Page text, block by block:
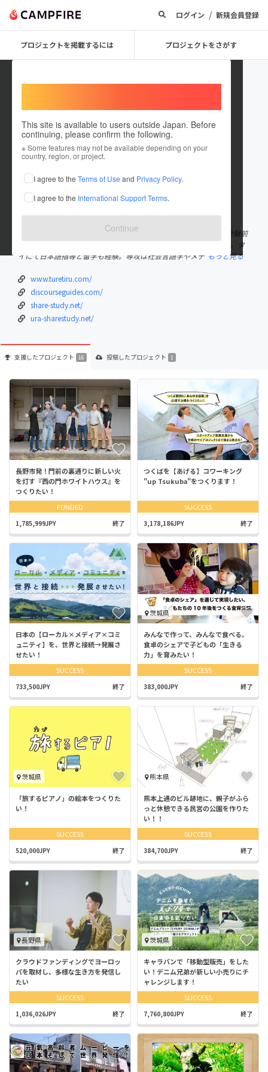
ログイン / 新規会員登録
プロジェクトを掲載するには プロジェクトをさがす
This site is available to users outside Japan. Before
continuing, please confirm the following.
※ Some features may not be available depending on your
country, region, or project.
I agree to the Terms of Use and Privacy Policy.
I agree to the International Support Terms.
Continue
toshitiru
これまでに16回支援して1件のプロジェクトを投稿しています
在住国：日本 現在地：茨城県
出身国：日本 出身地：千葉県
日本サッカー協会に入るため筑波大学体育専門学群を目指すも、受験前
に父親が逃亡して宅浪生活2年間を送った後、国際総合学類に入学。タ
イにて日本語指導と留学も経験。専攻は社会言語学やメデ もっと見る
www.turetiru.com/
discourseguides.com/
share-study.net/
ura-sharestudy.net/
支援したプロジェクト 16 投稿したプロジェクト 1
長野市発！門前の裏通りに新しい火
を灯す『西の門ホワイトハウス』を
つくりたい！
FUNDED
1,785,999JPY 終了
つくばを【あげる】コワーキング
"up Tsukuba"をつくります！
SUCCESS
3,178,186JPY 終了
日本の【ローカル×メディア×コミ
ュニティ】を、世界と接続→発展さ
せたい！
SUCCESS
733,500JPY 終了
茨城県
みんなで作って、みんなで食べる。
食卓のシェアで子どもの「生きる
力」を育みたい！
SUCCESS
383,000JPY 終了
茨城県
「旅するピアノ」の絵本をつくりた
い！
SUCCESS
520,000JPY 終了
熊本県
熊本上通のビル跡地に、親子がふら
っと休憩できる民営の公園を作りた
い！！
SUCCESS
384,700JPY 終了
長野県
クラウドファンディングでヨーロッ
パを取材し、多様な生き方を発信し
たい
SUCCESS
1,036,026JPY 終了
茨城県
キャラバンで「移動型販売」をした
い！デニム兄弟が新しい小売りにチ
ャレンジします！
SUCCESS
7,760,800JPY 終了